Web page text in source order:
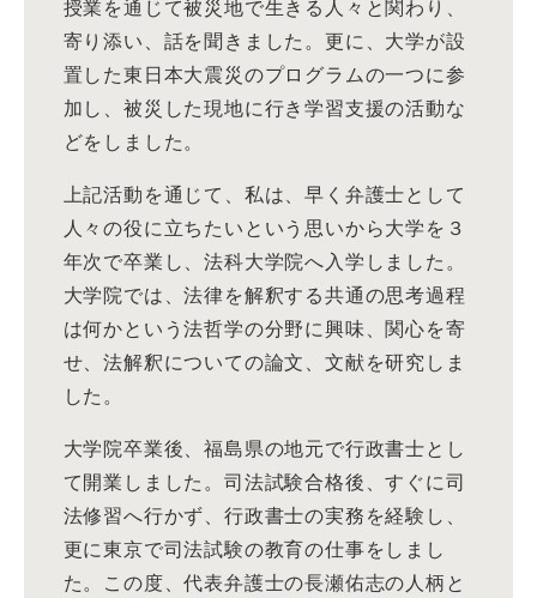
授業を通じて被災地で生きる人々と関わり、
寄り添い、話を聞きました。更に、大学が設
置した東日本大震災のプログラムの一つに参
加し、被災した現地に行き学習支援の活動な
どをしました。
上記活動を通じて、私は、早く弁護士として
人々の役に立ちたいという思いから大学を３
年次で卒業し、法科大学院へ入学しました。
大学院では、法律を解釈する共通の思考過程
は何かという法哲学の分野に興味、関心を寄
せ、法解釈についての論文、文献を研究しま
した。
大学院卒業後、福島県の地元で行政書士とし
て開業しました。司法試験合格後、すぐに司
法修習へ行かず、行政書士の実務を経験し、
更に東京で司法試験の教育の仕事をしまし
た。この度、代表弁護士の長瀬佑志の人柄と